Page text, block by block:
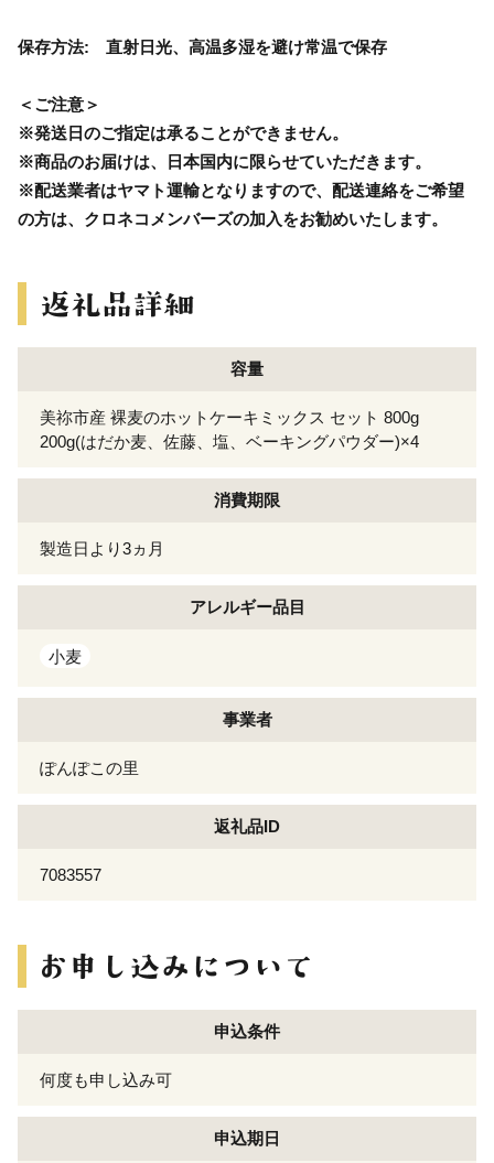
保存方法: 直射日光、高温多湿を避け常温で保存
＜ご注意＞
※発送日のご指定は承ることができません。
※商品のお届けは、日本国内に限らせていただきます。
※配送業者はヤマト運輸となりますので、配送連絡をご希望
の方は、クロネコメンバーズの加入をお勧めいたします。
容量
美祢市産 裸麦のホットケーキミックス セット 800g
200g(はだか麦、佐藤、塩、ベーキングパウダー)×4
消費期限
製造日より3ヵ月
アレルギー品目
小麦
事業者
ぽんぽこの里
返礼品ID
7083557
申込条件
何度も申し込み可
申込期日